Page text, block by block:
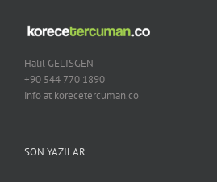
Halil GELISGEN
+90 544 770 1890
info at korecetercuman.co
SON YAZILAR